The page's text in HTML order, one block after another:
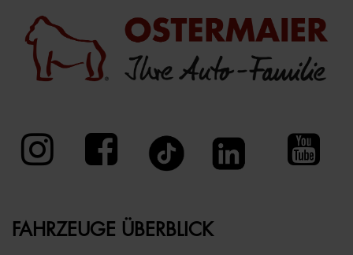
FAHRZEUGE ÜBERBLICK